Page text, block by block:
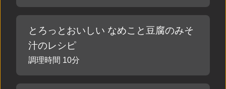
とろっとおいしい なめこと豆腐のみそ
汁のレシピ
調理時間 10分